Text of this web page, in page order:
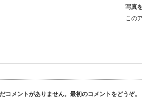
写真
この
コメントがありません。最初のコメントをどうぞ。